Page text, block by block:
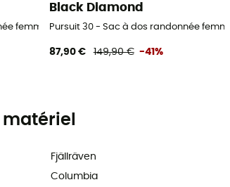
femme
Black Diamond
Pursuit 30 - Sac à dos randonnée femme
87,90 € 149,90 € -41%
Fjällräven
Columbia